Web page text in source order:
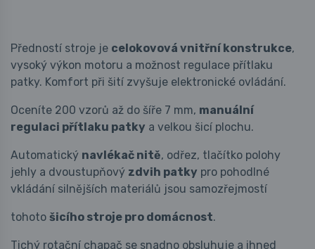
Předností stroje je celokovová vnitřní konstrukce,
vysoký výkon motoru a možnost regulace přítlaku
patky. Komfort při šití zvyšuje elektronické ovládání.
Oceníte 200 vzorů až do šíře 7 mm, manuální
regulaci přítlaku patky a velkou šicí plochu.
Automatický navlékač nitě, odřez, tlačítko polohy
jehly a dvoustupňový zdvih patky pro pohodlné
vkládání silnějších materiálů jsou samozřejmostí
tohoto šicího stroje pro domácnost.
Tichý rotační chapač se snadno obsluhuje a ihned